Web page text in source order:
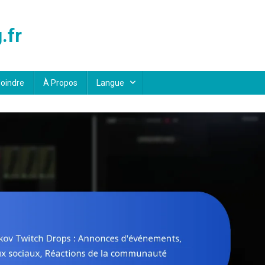
À Propos Langue